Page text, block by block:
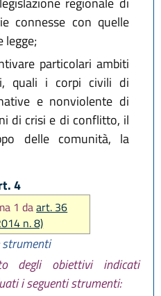
connesse con quelle
legge;
particolari ambiti
quali i corpi civili di
e nonviolente di
di crisi e di conflitto, il
delle comunità, la
4
1 daart. 36
n. 8)
degli obiettivi indicati
i seguenti strumenti: